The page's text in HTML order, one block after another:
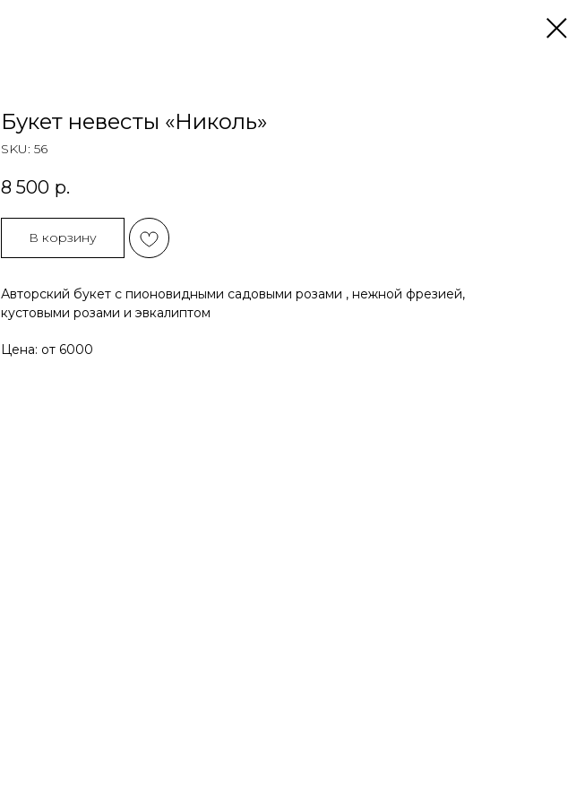
Букет невесты «Николь»
SKU: 56
8 500 р.
В корзину
Авторский букет с пионовидными садовыми розами , нежной фрезией,
кустовыми розами и эвкалиптом
Цена: от 6000